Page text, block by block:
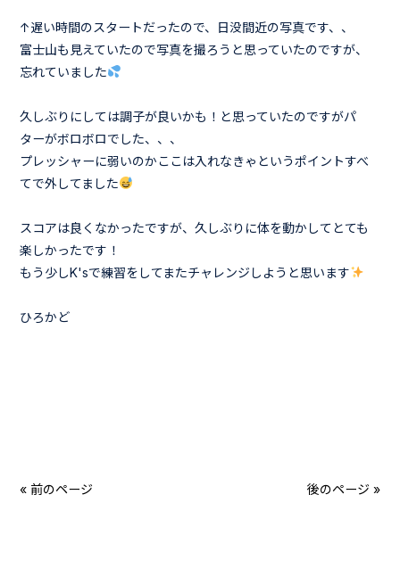
↑遅い時間のスタートだったので、日没間近の写真です、、
富士山も見えていたので写真を撮ろうと思っていたのですが、
忘れていました
久しぶりにしては調子が良いかも！と思っていたのですがパ
ターがボロボロでした、、、
プレッシャーに弱いのかここは入れなきゃというポイントすべ
てで外してました
スコアは良くなかったですが、久しぶりに体を動かしてとても
楽しかったです！
もう少しK'sで練習をしてまたチャレンジしようと思います
ひろかど
« 前のページ 後のページ »